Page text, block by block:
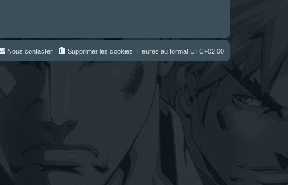
Heures au format UTC+02:00
Supprimer les cookies
Nous contacter